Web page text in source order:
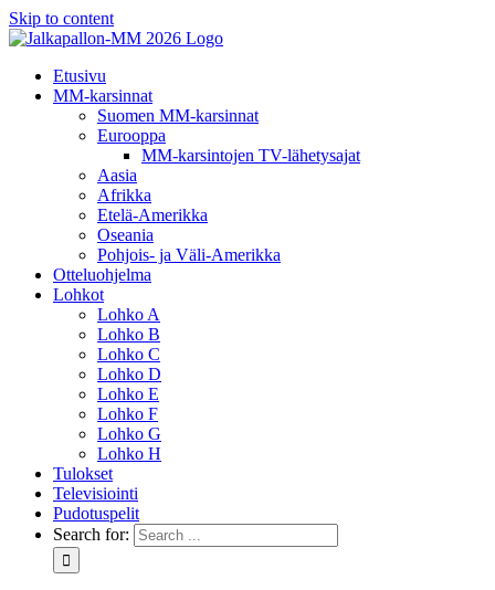
Skip to content
Etusivu
MM-karsinnat
Suomen MM-karsinnat
Eurooppa
MM-karsintojen TV-lähetysajat
Aasia
Afrikka
Etelä-Amerikka
Oseania
Pohjois- ja Väli-Amerikka
Otteluohjelma
Lohkot
Lohko A
Lohko B
Lohko C
Lohko D
Lohko E
Lohko F
Lohko G
Lohko H
Tulokset
Televisiointi
Pudotuspelit
Search for: